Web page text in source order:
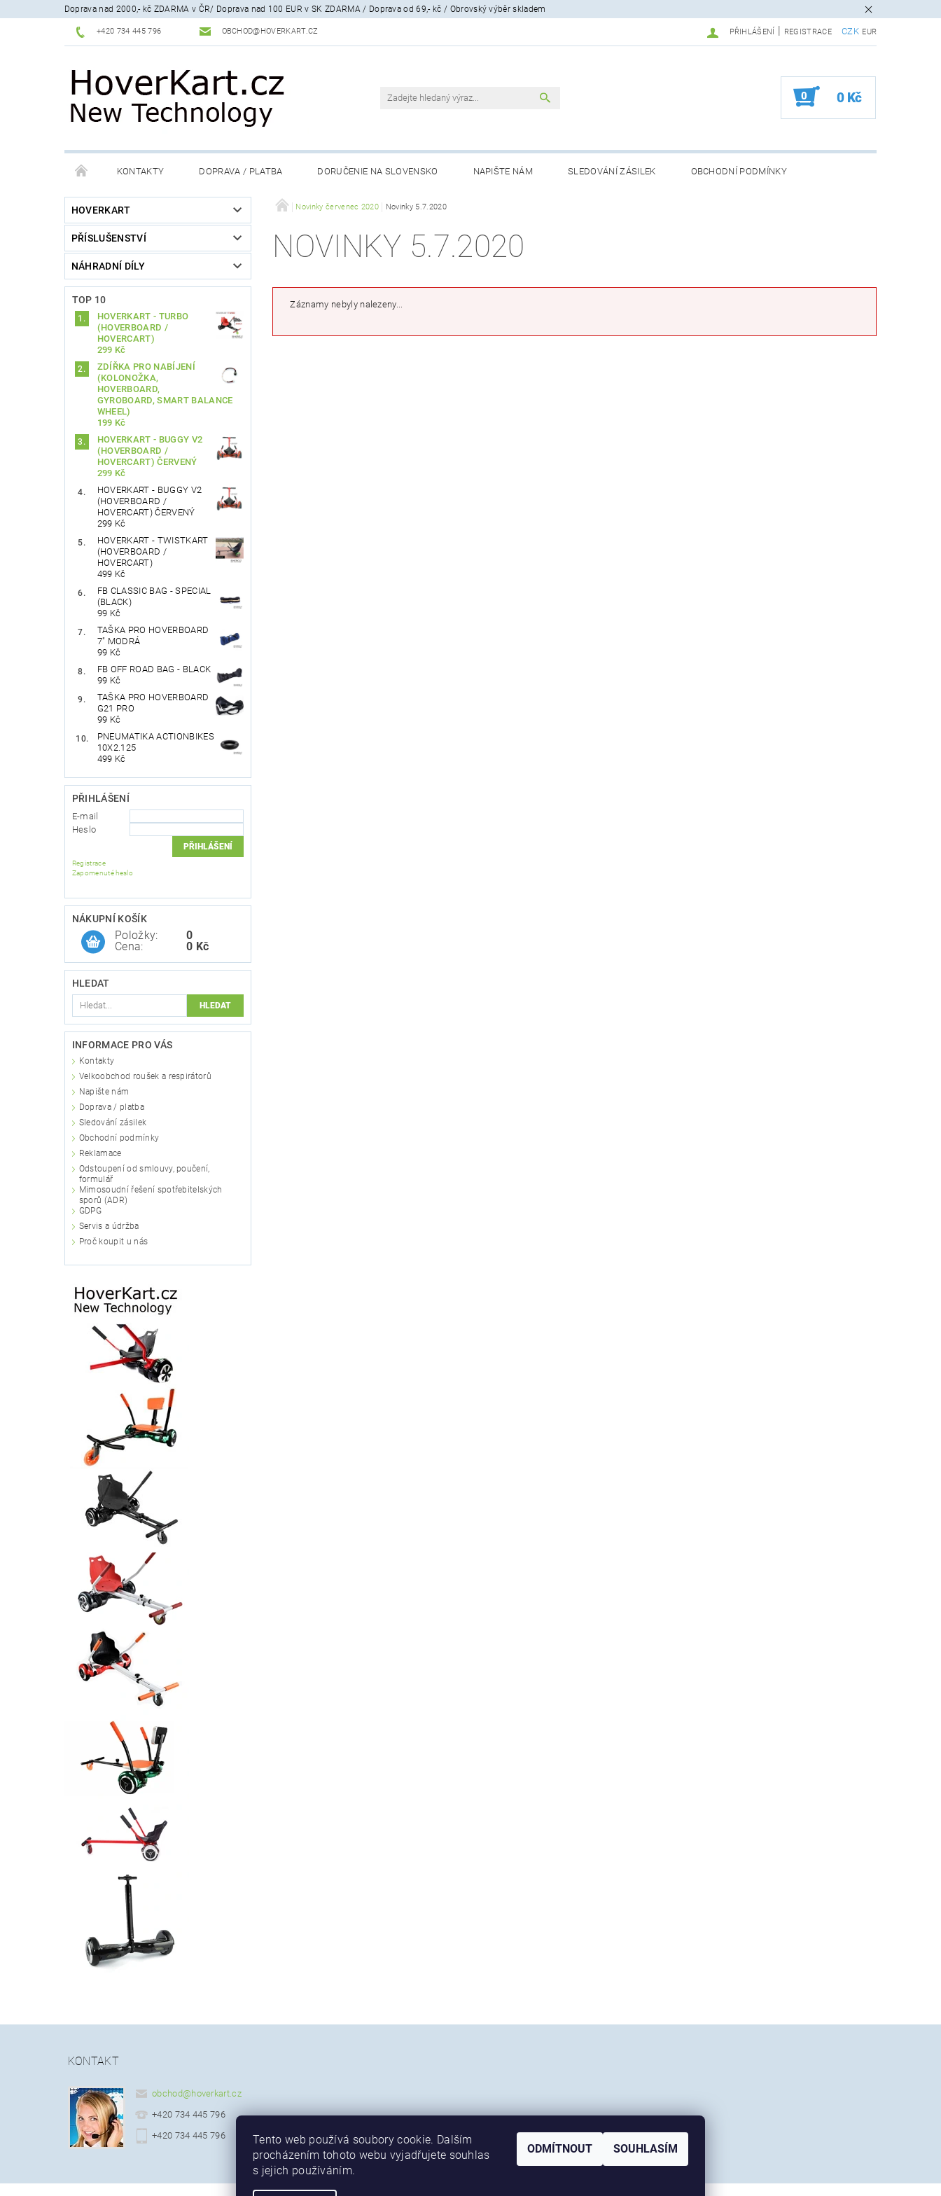
Doprava nad 2000,- kč ZDARMA v ČR/ Doprava nad 100 EUR v SK ZDARMA / Doprava od 69,- kč / Obrovský výběr skladem
+420 734 445 796 OBCHOD@HOVERKART.CZ CZK EUR
PŘIHLÁŠENÍ REGISTRACE
0 0 Kč
KONTAKTY DOPRAVA / PLATBA DORUČENIE NA SLOVENSKO NAPIŠTE NÁM SLEDOVÁNÍ ZÁSILEK OBCHODNÍ PODMÍNKY
REKLAMACE ODSTOUPENÍ OD SMLOUVY, POUČENÍ, FORMULÁŘ MIMOSOUDNÍ ŘEŠENÍ SPOTŘEBITELSKÝCH SPORŮ (ADR)
SERVIS A ÚDRŽBA PROČ KOUPIT U NÁS
HOVERKART
PŘÍSLUŠENSTVÍ
NÁHRADNÍ DÍLY
TOP 10
HOVERKART - TURBO
(HOVERBOARD /
HOVERCART)
299 Kč
ZDÍŘKA PRO NABÍJENÍ
(KOLONOŽKA,
HOVERBOARD,
GYROBOARD, SMART BALANCE
WHEEL)
199 Kč
HOVERKART - BUGGY V2
(HOVERBOARD /
HOVERCART) ČERVENÝ
299 Kč
HOVERKART - BUGGY V2
(HOVERBOARD /
HOVERCART) ČERVENÝ
299 Kč
HOVERKART - TWISTKART
(HOVERBOARD /
HOVERCART)
499 Kč
FB CLASSIC BAG - SPECIAL
(BLACK)
99 Kč
TAŠKA PRO HOVERBOARD
7" MODRÁ
99 Kč
FB OFF ROAD BAG - BLACK
99 Kč
TAŠKA PRO HOVERBOARD
G21 PRO
99 Kč
PNEUMATIKA ACTIONBIKES
10X2.125
499 Kč
PŘIHLÁŠENÍ
E-mail
Heslo
Registrace
Zapomenuté heslo
NÁKUPNÍ KOŠÍK
Položky:
Cena:
0
0 Kč
HLEDAT
INFORMACE PRO VÁS
Kontakty
Velkoobchod roušek a respirátorů
Napište nám
Doprava / platba
Sledování zásilek
Obchodní podmínky
Reklamace
Odstoupení od smlouvy, poučení,
formulář
Mimosoudní řešení spotřebitelských
sporů (ADR)
GDPG
Servis a údržba
Proč koupit u nás
Novinky červenec 2020 Novinky 5.7.2020
NOVINKY 5.7.2020
Záznamy nebyly nalezeny...
KONTAKT
obchod@hoverkart.cz
+420 734 445 796
+420 734 445 796
Tento web používá soubory cookie. Dalším
procházením tohoto webu vyjadřujete souhlas
s jejich používáním.
ODMÍTNOUT SOUHLASÍM